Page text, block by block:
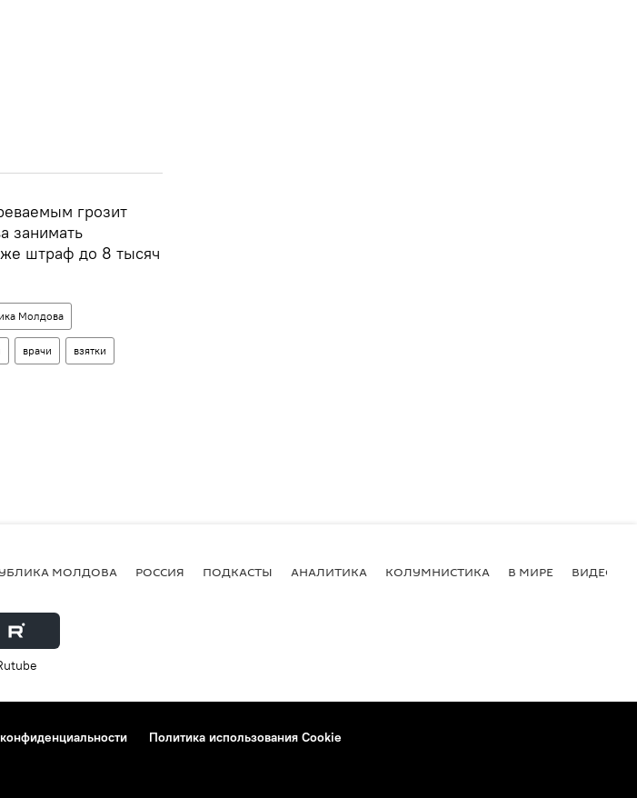
грозит
занимать
штраф до 8 тысяч
Молдова
врачи взятки
МОЛДОВА РОССИЯ ПОДКАСТЫ АНАЛИТИКА КОЛУМНИСТИКА В МИРЕ ВИДЕО
Политика использования Cookie